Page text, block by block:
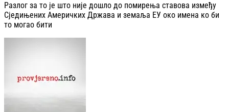
Разлог за то је што није дошло до помирења ставова између
Сједињених Америчких Држава и земаља ЕУ око имена ко би
то могао бити